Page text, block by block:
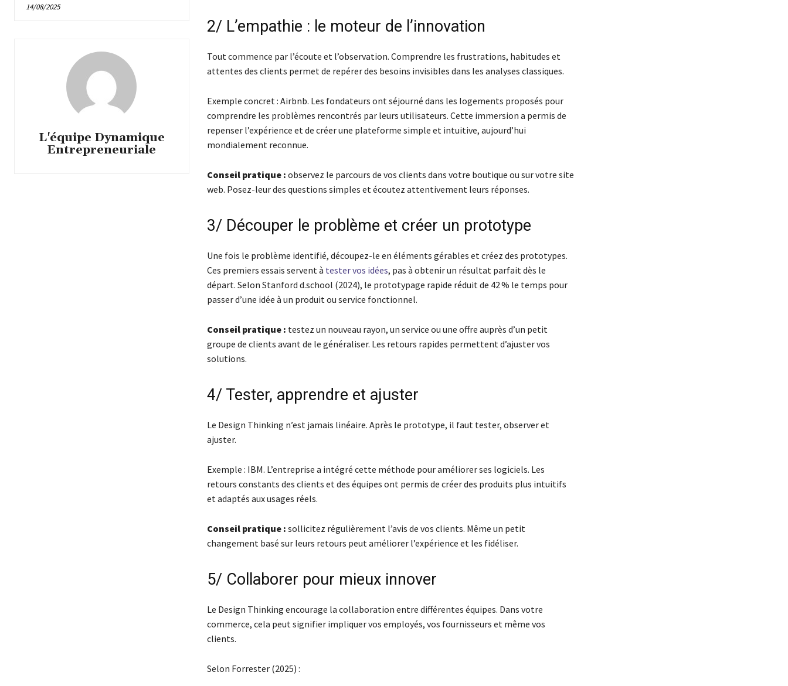
14/08/2025
L'équipe Dynamique
Entrepreneuriale
2/ L’empathie : le moteur de l’innovation
Tout commence par l’écoute et l’observation. Comprendre les frustrations, habitudes et
attentes des clients permet de repérer des besoins invisibles dans les analyses classiques.
Exemple concret : Airbnb. Les fondateurs ont séjourné dans les logements proposés pour
comprendre les problèmes rencontrés par leurs utilisateurs. Cette immersion a permis de
repenser l’expérience et de créer une plateforme simple et intuitive, aujourd’hui
mondialement reconnue.
Conseil pratique : observez le parcours de vos clients dans votre boutique ou sur votre site
web. Posez-leur des questions simples et écoutez attentivement leurs réponses.
3/ Découper le problème et créer un prototype
Une fois le problème identifié, découpez-le en éléments gérables et créez des prototypes.
Ces premiers essais servent à tester vos idées, pas à obtenir un résultat parfait dès le
départ. Selon Stanford d.school (2024), le prototypage rapide réduit de 42 % le temps pour
passer d’une idée à un produit ou service fonctionnel.
Conseil pratique : testez un nouveau rayon, un service ou une offre auprès d’un petit
groupe de clients avant de le généraliser. Les retours rapides permettent d’ajuster vos
solutions.
4/ Tester, apprendre et ajuster
Le Design Thinking n’est jamais linéaire. Après le prototype, il faut tester, observer et
ajuster.
Exemple : IBM. L’entreprise a intégré cette méthode pour améliorer ses logiciels. Les
retours constants des clients et des équipes ont permis de créer des produits plus intuitifs
et adaptés aux usages réels.
Conseil pratique : sollicitez régulièrement l’avis de vos clients. Même un petit
changement basé sur leurs retours peut améliorer l’expérience et les fidéliser.
5/ Collaborer pour mieux innover
Le Design Thinking encourage la collaboration entre différentes équipes. Dans votre
commerce, cela peut signifier impliquer vos employés, vos fournisseurs et même vos
clients.
Selon Forrester (2025) :